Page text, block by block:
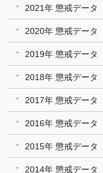
2021年 懲戒データ
2020年 懲戒データ
2019年 懲戒データ
2018年 懲戒データ
2017年 懲戒データ
2016年 懲戒データ
2015年 懲戒データ
2014年 懲戒データ